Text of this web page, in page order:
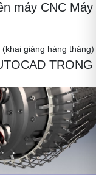
máy CNC
(khai giảng hàng tháng)
TRONG